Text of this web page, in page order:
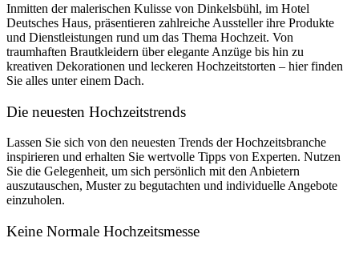
Inmitten der malerischen Kulisse von Dinkelsbühl, im Hotel
Deutsches Haus, präsentieren zahlreiche Aussteller ihre Produkte
und Dienstleistungen rund um das Thema Hochzeit. Von
traumhaften Brautkleidern über elegante Anzüge bis hin zu
kreativen Dekorationen und leckeren Hochzeitstorten – hier finden
Sie alles unter einem Dach.
Die neuesten Hochzeitstrends
Lassen Sie sich von den neuesten Trends der Hochzeitsbranche
inspirieren und erhalten Sie wertvolle Tipps von Experten. Nutzen
Sie die Gelegenheit, um sich persönlich mit den Anbietern
auszutauschen, Muster zu begutachten und individuelle Angebote
einzuholen.
Keine Normale Hochzeitsmesse